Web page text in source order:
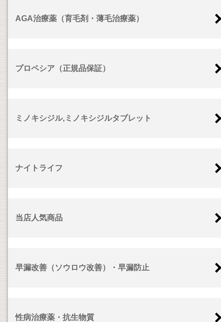
AGA治療薬（育毛剤・薄毛治療薬）
プロペシア（正規品保証）
ミノキシジル,ミノキシジルタブレット
ナイトライフ
当店人気商品
早漏改善（ソウロウ改善）・早漏防止
性病治療薬・抗生物質